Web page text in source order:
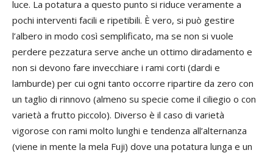
luce. La potatura a questo punto si riduce veramente a
pochi interventi facili e ripetibili. È vero, si può gestire
l’albero in modo così semplificato, ma se non si vuole
perdere pezzatura serve anche un ottimo diradamento e
non si devono fare invecchiare i rami corti (dardi e
lamburde) per cui ogni tanto occorre ripartire da zero con
un taglio di rinnovo (almeno su specie come il ciliegio o con
varietà a frutto piccolo). Diverso è il caso di varietà
vigorose con rami molto lunghi e tendenza all’alternanza
(viene in mente la mela Fuji) dove una potatura lunga e un